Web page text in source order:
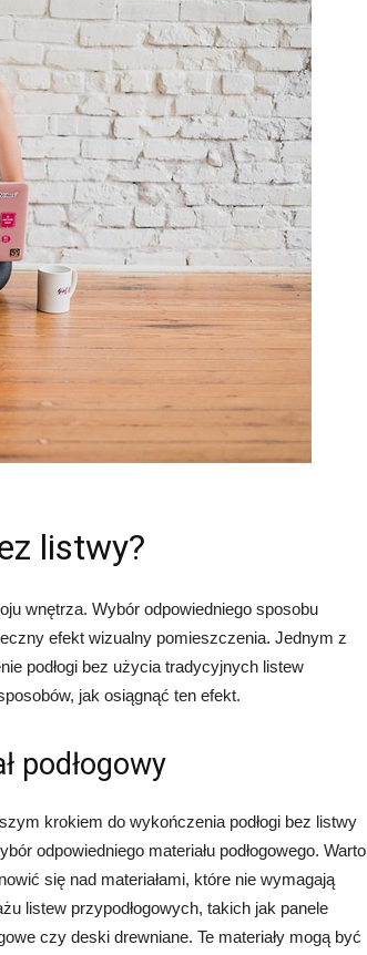
listwy?
wnętrza. Wybór odpowiedniego sposobu
efekt wizualny pomieszczenia. Jednym z
podłogi bez użycia tradycyjnych listew
jak osiągnąć ten efekt.
podłogowy
krokiem do wykończenia podłogi bez listwy
odpowiedniego materiału podłogowego. Warto
się nad materiałami, które nie wymagają
listew przypodłogowych, takich jak panele
czy deski drewniane. Te materiały mogą być